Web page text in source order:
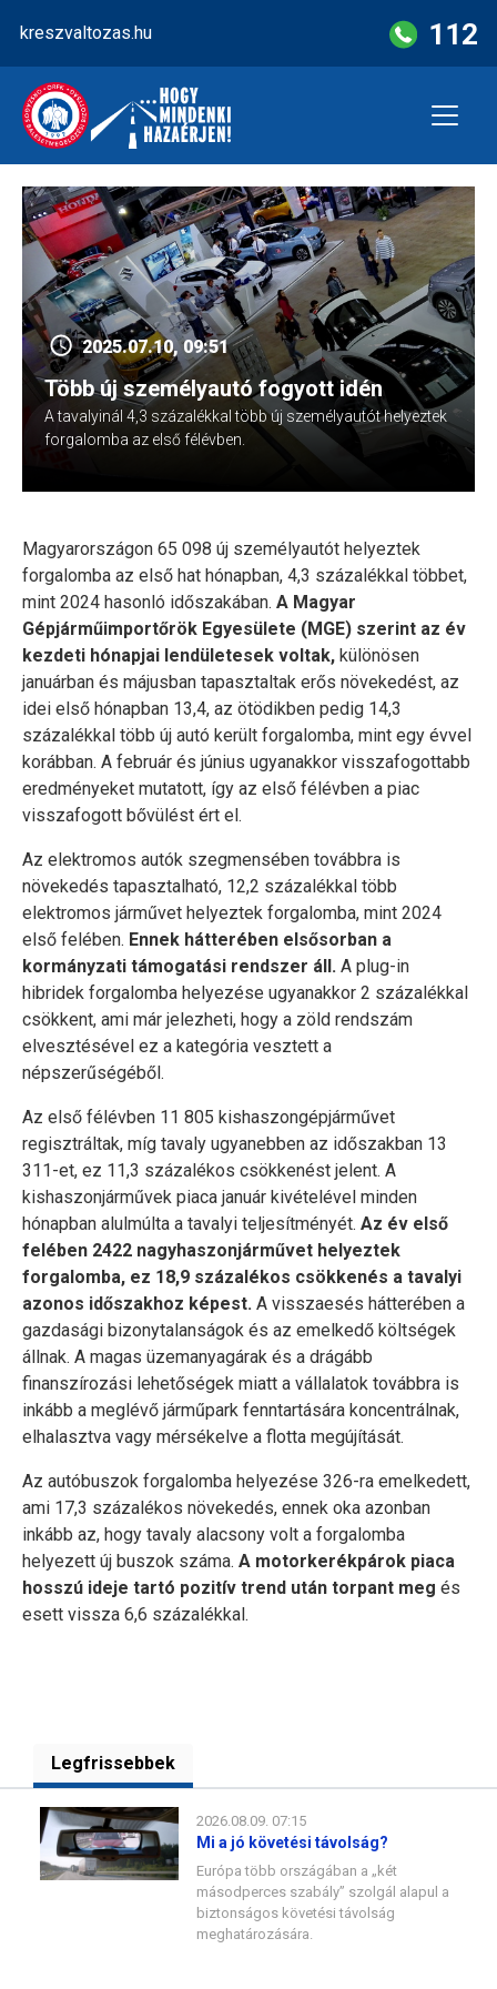
content
kreszvaltozas.hu 112
2025.07.10, 09:51
Több új személyautó fogyott idén
A tavalyinál 4,3 százalékkal több új személyautót helyeztek
forgalomba az első félévben.
Magyarországon 65 098 új személyautót helyeztek
forgalomba az első hat hónapban, 4,3 százalékkal többet,
mint 2024 hasonló időszakában. A Magyar
Gépjárműimportőrök Egyesülete (MGE) szerint az év
kezdeti hónapjai lendületesek voltak, különösen
januárban és májusban tapasztaltak erős növekedést, az
idei első hónapban 13,4, az ötödikben pedig 14,3
százalékkal több új autó került forgalomba, mint egy évvel
korábban. A február és június ugyanakkor visszafogottabb
eredményeket mutatott, így az első félévben a piac
visszafogott bővülést ért el.
Az elektromos autók szegmensében továbbra is
növekedés tapasztalható, 12,2 százalékkal több
elektromos járművet helyeztek forgalomba, mint 2024
első felében. Ennek hátterében elsősorban a
kormányzati támogatási rendszer áll. A plug-in
hibridek forgalomba helyezése ugyanakkor 2 százalékkal
csökkent, ami már jelezheti, hogy a zöld rendszám
elvesztésével ez a kategória vesztett a
népszerűségéből.
Az első félévben 11 805 kishaszongépjárművet
regisztráltak, míg tavaly ugyanebben az időszakban 13
311-et, ez 11,3 százalékos csökkenést jelent. A
kishaszonjárművek piaca január kivételével minden
hónapban alulmúlta a tavalyi teljesítményét. Az év első
felében 2422 nagyhaszonjárművet helyeztek
forgalomba, ez 18,9 százalékos csökkenés a tavalyi
azonos időszakhoz képest. A visszaesés hátterében a
gazdasági bizonytalanságok és az emelkedő költségek
állnak. A magas üzemanyagárak és a drágább
finanszírozási lehetőségek miatt a vállalatok továbbra is
inkább a meglévő járműpark fenntartására koncentrálnak,
elhalasztva vagy mérsékelve a flotta megújítását.
Az autóbuszok forgalomba helyezése 326-ra emelkedett,
ami 17,3 százalékos növekedés, ennek oka azonban
inkább az, hogy tavaly alacsony volt a forgalomba
helyezett új buszok száma. A motorkerékpárok piaca
hosszú ideje tartó pozitív trend után torpant meg és
esett vissza 6,6 százalékkal.
Legfrissebbek
2026.08.09. 07:15
Mi a jó követési távolság?
Európa több országában a „két
másodperces szabály” szolgál alapul a
biztonságos követési távolság
meghatározására.